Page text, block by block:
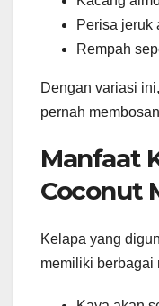
Perisa jeruk
Rempah
Dengan variasi
pernah
Manfaat
Coconut
Kelapa yang
memiliki berbagai